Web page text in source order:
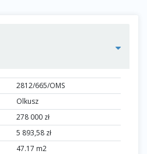
2812/665/OMS
Olkusz
278 000 zł
5 893,58 zł
47.17 m2